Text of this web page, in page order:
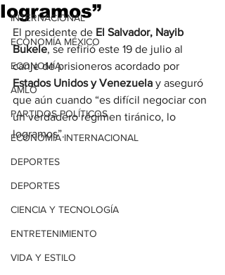
INTERNACIONAL
ECONOMÍA MÉXICO
ECONOMÍA
AMLO
PARTIDOS POLÍTICOS
ECONOMÍA INTERNACIONAL
DEPORTES
DEPORTES
CIENCIA Y TECNOLOGÍA
ENTRETENIMIENTO
VIDA Y ESTILO
logramos”
El presidente de El Salvador, Nayib
Bukele, se refirió este 19 de julio al
canje de prisioneros acordado por
Estados Unidos y Venezuela y aseguró
que aún cuando “es difícil negociar con
un verdadero régimen tiránico, lo
logramos”.